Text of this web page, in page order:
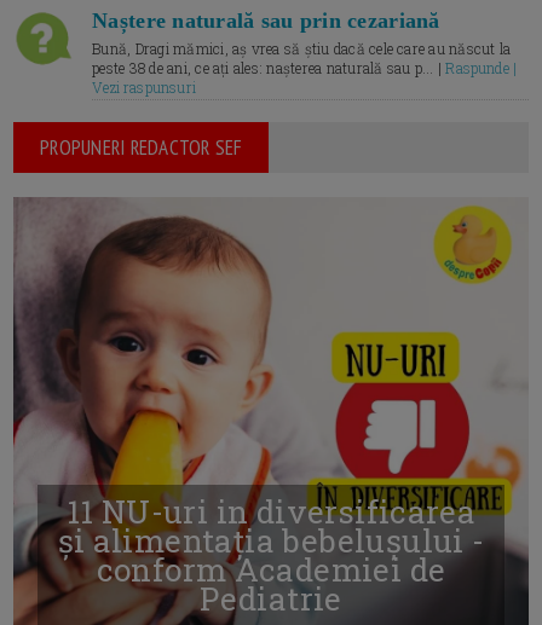
Naștere naturală sau prin cezariană
Bună, Dragi mămici, aș vrea să știu dacă cele care au născut la
peste 38 de ani, ce ați ales: nașterea naturală sau p... |Raspunde |
Vezi raspunsuri
PROPUNERI REDACTOR SEF
11 NU-uri in diversificarea
și alimentația bebelușului -
conform Academiei de
Pediatrie